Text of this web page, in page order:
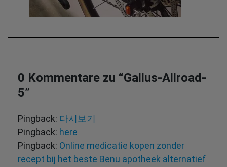
0 Kommentare zu “Gallus-Allroad-
5”
Pingback: 다시보기
Pingback: here
Pingback: Online medicatie kopen zonder
recept bij het beste Benu apotheek alternatief